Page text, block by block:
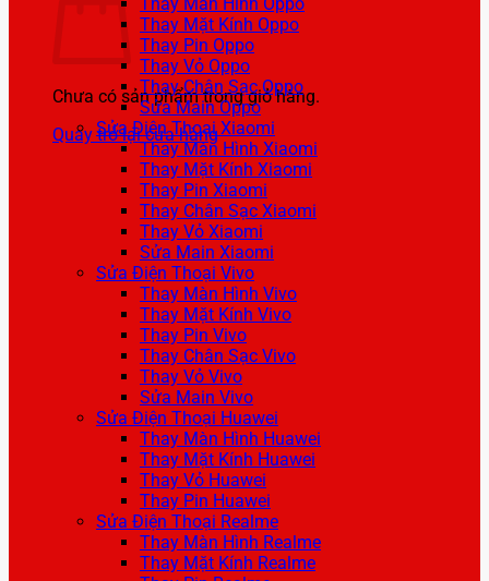
Chưa có sản phẩm trong giỏ hàng.
Quay trở lại cửa hàng
Thay Mặt Kính Oppo
Thay Pin Oppo
Thay Vỏ Oppo
Thay Chân Sạc Oppo
Sửa Main Oppo
Sửa Điện Thoại Xiaomi
Thay Màn Hình Xiaomi
Thay Mặt Kính Xiaomi
Thay Pin Xiaomi
Thay Chân Sạc Xiaomi
Thay Vỏ Xiaomi
Sửa Main Xiaomi
Sửa Điện Thoại Vivo
Thay Màn Hình Vivo
Thay Mặt Kính Vivo
Thay Pin Vivo
Thay Chân Sạc Vivo
Thay Vỏ Vivo
Sửa Main Vivo
Sửa Điện Thoại Huawei
Thay Màn Hình Huawei
Thay Mặt Kính Huawei
Thay Vỏ Huawei
Thay Pin Huawei
Sửa Điện Thoại Realme
Thay Màn Hình Realme
Thay Mặt Kính Realme